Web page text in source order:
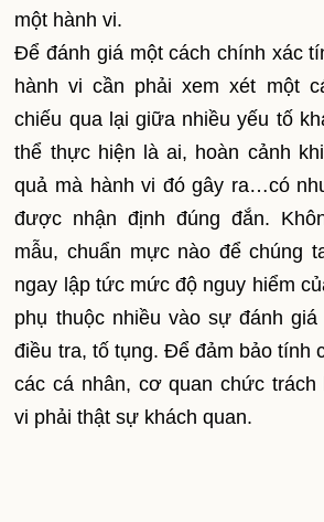
một hành vi.
Để đánh giá một cách chính xác
hành vi cần phải xem xét một
chiếu qua lại giữa nhiều yếu tố
thể thực hiện là ai, hoàn cảnh
quả mà hành vi đó gây ra…có
được nhận định đúng đắn.
mẫu, chuẩn mực nào để chúng
ngay lập tức mức độ nguy hiểm
phụ thuộc nhiều vào sự đánh
điều tra, tố tụng. Để đảm bảo tính
các cá nhân, cơ quan chức trách
vi phải thật sự khách quan.